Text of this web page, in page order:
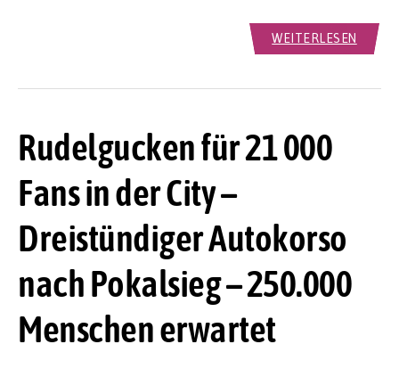
WEITERLESEN
Rudelgucken für 21 000
Fans in der City –
Dreistündiger Autokorso
nach Pokalsieg – 250.000
Menschen erwartet